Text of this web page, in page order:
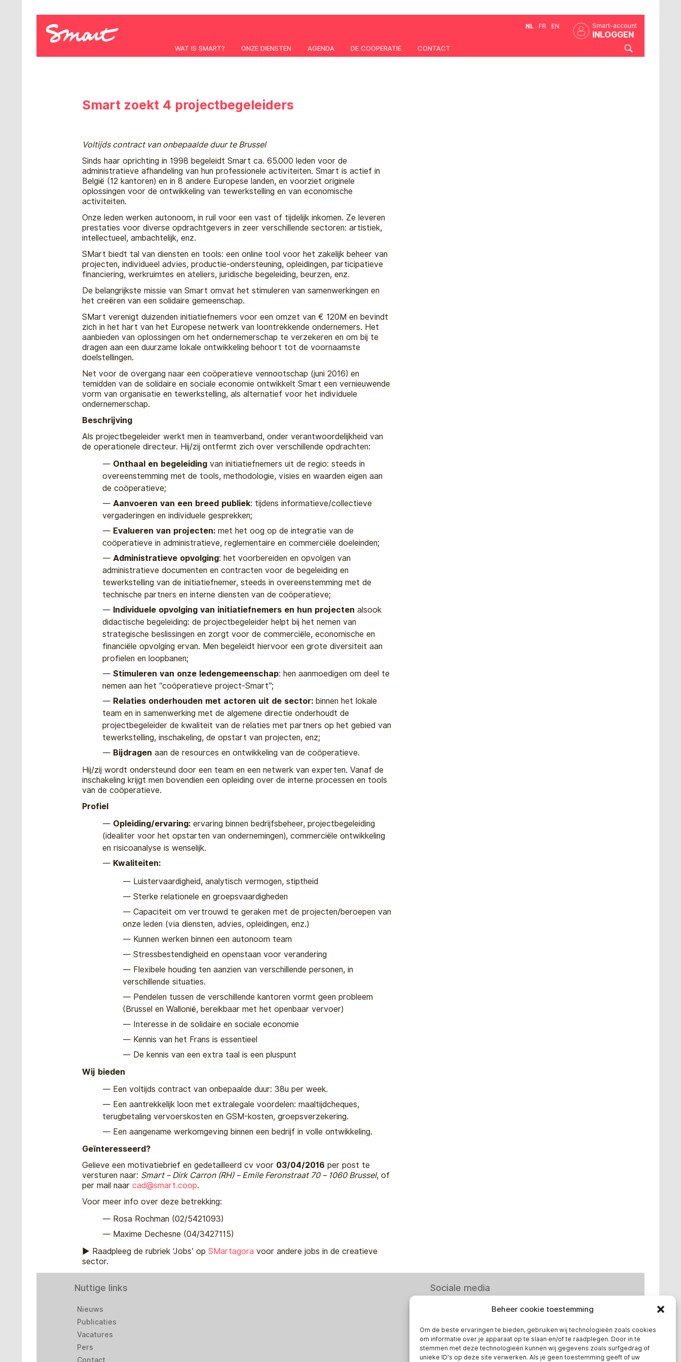
Beheer cookie toestemming
Om de beste ervaringen te bieden, gebruiken wij technologieën zoals cookies
om informatie over je apparaat op te slaan en/of te raadplegen. Door in te
stemmen met deze technologieën kunnen wij gegevens zoals surfgedrag of
unieke ID's op deze site verwerken. Als je geen toestemming geeft of uw
Smart-account
INLOGGEN
NL FR EN
WAT IS SMART? ONZE DIENSTEN AGENDA DE COÖPERATIE CONTACT
Smart zoekt 4 projectbegeleiders
Voltijds contract van onbepaalde duur te Brussel
Sinds haar oprichting in 1998 begeleidt Smart ca. 65.000 leden voor de
administratieve afhandeling van hun professionele activiteiten. Smart is actief in
België (12 kantoren) en in 8 andere Europese landen, en voorziet originele
oplossingen voor de ontwikkeling van tewerkstelling en van economische
activiteiten.
Onze leden werken autonoom, in ruil voor een vast of tijdelijk inkomen. Ze leveren
prestaties voor diverse opdrachtgevers in zeer verschillende sectoren: artistiek,
intellectueel, ambachtelijk, enz.
SMart biedt tal van diensten en tools: een online tool voor het zakelijk beheer van
projecten, individueel advies, productie-ondersteuning, opleidingen, participatieve
financiering, werkruimtes en ateliers, juridische begeleiding, beurzen, enz.
De belangrijkste missie van Smart omvat het stimuleren van samenwerkingen en
het creëren van een solidaire gemeenschap.
SMart verenigt duizenden initiatiefnemers voor een omzet van € 120M en bevindt
zich in het hart van het Europese netwerk van loontrekkende ondernemers. Het
aanbieden van oplossingen om het ondernemerschap te verzekeren en om bij te
dragen aan een duurzame lokale ontwikkeling behoort tot de voornaamste
doelstellingen.
Net voor de overgang naar een coöperatieve vennootschap (juni 2016) en
temidden van de solidaire en sociale economie ontwikkelt Smart een vernieuwende
vorm van organisatie en tewerkstelling, als alternatief voor het individuele
ondernemerschap.
Beschrijving
Als projectbegeleider werkt men in teamverband, onder verantwoordelijkheid van
de operationele directeur. Hij/zij ontfermt zich over verschillende opdrachten:
Onthaal en begeleiding van initiatiefnemers uit de regio: steeds in
overeenstemming met de tools, methodologie, visies en waarden eigen aan
de coöperatieve;
Aanvoeren van een breed publiek: tijdens informatieve/collectieve
vergaderingen en individuele gesprekken;
Evalueren van projecten: met het oog op de integratie van de
coöperatieve in administratieve, reglementaire en commerciële doeleinden;
Administratieve opvolging: het voorbereiden en opvolgen van
administratieve documenten en contracten voor de begeleiding en
tewerkstelling van de initiatiefnemer, steeds in overeenstemming met de
technische partners en interne diensten van de coöperatieve;
Individuele opvolging van initiatiefnemers en hun projecten alsook
didactische begeleiding: de projectbegeleider helpt bij het nemen van
strategische beslissingen en zorgt voor de commerciële, economische en
financiële opvolging ervan. Men begeleidt hiervoor een grote diversiteit aan
profielen en loopbanen;
Stimuleren van onze ledengemeenschap: hen aanmoedigen om deel te
nemen aan het “coöperatieve project-Smart”;
Relaties onderhouden met actoren uit de sector: binnen het lokale
team en in samenwerking met de algemene directie onderhoudt de
projectbegeleider de kwaliteit van de relaties met partners op het gebied van
tewerkstelling, inschakeling, de opstart van projecten, enz;
Bijdragen aan de resources en ontwikkeling van de coöperatieve.
Hij/zij wordt ondersteund door een team en een netwerk van experten. Vanaf de
inschakeling krijgt men bovendien een opleiding over de interne processen en tools
van de coöperatieve.
Profiel
Opleiding/ervaring: ervaring binnen bedrijfsbeheer, projectbegeleiding
(idealiter voor het opstarten van ondernemingen), commerciële ontwikkeling
en risicoanalyse is wenselijk.
Kwaliteiten:
Luistervaardigheid, analytisch vermogen, stiptheid
Sterke relationele en groepsvaardigheden
Capaciteit om vertrouwd te geraken met de projecten/beroepen van
onze leden (via diensten, advies, opleidingen, enz.)
Kunnen werken binnen een autonoom team
Stressbestendigheid en openstaan voor verandering
Flexibele houding ten aanzien van verschillende personen, in
verschillende situaties.
Pendelen tussen de verschillende kantoren vormt geen probleem
(Brussel en Wallonië, bereikbaar met het openbaar vervoer)
Interesse in de solidaire en sociale economie
Kennis van het Frans is essentieel
De kennis van een extra taal is een pluspunt
Wij bieden
Een voltijds contract van onbepaalde duur: 38u per week.
Een aantrekkelijk loon met extralegale voordelen: maaltijdcheques,
terugbetaling vervoerskosten en GSM-kosten, groepsverzekering.
Een aangename werkomgeving binnen een bedrijf in volle ontwikkeling.
Geïnteresseerd?
Gelieve een motivatiebrief en gedetailleerd cv voor 03/04/2016 per post te
versturen naar: Smart – Dirk Carron (RH) – Emile Feronstraat 70 – 1060 Brussel, of
per mail naar cad@smart.coop.
Voor meer info over deze betrekking:
Rosa Rochman (02/5421093)
Maxime Dechesne (04/3427115)
► Raadpleeg de rubriek ‘Jobs’ op SMartagora voor andere jobs in de creatieve
sector.
Nuttige links
Nieuws
Publicaties
Vacatures
Pers
Contact
Sociale media